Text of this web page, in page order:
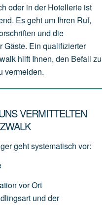
oder in der Hotellerie ist
Es geht um Ihren Ruf,
und die
Gäste. Ein qualifizierter
hilft Ihnen, den Befall zu
vermeiden.
VERMITTELTEN
geht systematisch vor:
vorOrt
und der